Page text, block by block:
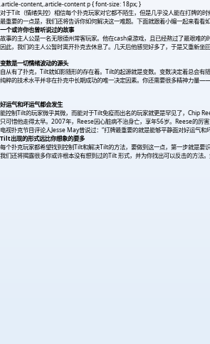
.article-content,.article-content p { font-size: 18px; }
对于Tilt（情绪失控）相信每个扑克玩家对它都不陌生，但是几乎没人能在打牌的
最重要的一点是，我们还将告诉你如何解决这一难题。下面就跟着小编一起来看看
一个或许你也曾听说过的故事
故事的主人公是一名无限德州常客玩家。他在cash桌游戏，且已经熬过了最艰难
因此，我们的主人公暂时离开扑克去休息了。几天后他感觉好多了，于是又重新
变数是一切情绪波动的源头
自从有了扑克，Tilt就如影随形的存在着。Tilt的起源就是变数。变数决定着总会有
纯粹的技术水平并非在扑克中长期成功的唯一决定因素。你还需要很多精神力量——
好运气和坏运气都会发生
能控制Tilt的玩家微乎其微，而能对于Tilt免疫而出名的玩家就更是罕见了，Chip
只可惜他走得太早。2007年，Reese因心脏病不治身亡，享年56岁。Reese的厉
电视扑克节目评论人Jesse May曾说过：“打牌最重要的就是能够平静面对好运气
Tilt出现的形式远比你想象的要多
每个扑克玩家都希望找到控制Tilt和解决Tilt的方法，要做到这一点，第一步就是
我们还将揭露很多你或许根本没有想到过的Tilt 形式，并为你找出可以反击的方法